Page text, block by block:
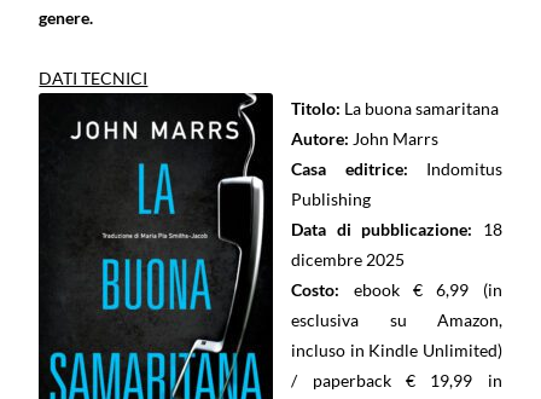
genere.
DATI TECNICI
Titolo: La buona samaritana
Autore:John Marrs
Casa editrice: Indomitus
Publishing
Data di pubblicazione: 18
dicembre 2025
Costo: ebook € 6,99 (in
esclusiva su Amazon,
incluso in Kindle Unlimited)
/ paperback € 19,99 in